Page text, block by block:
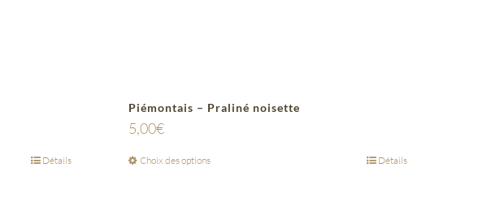
Détails
Piémontais – Praliné noisette
5,00€
Choix des options Détails